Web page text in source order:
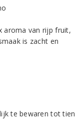
aroma van rijp fruit,
is zacht en
te bewaren tot tien